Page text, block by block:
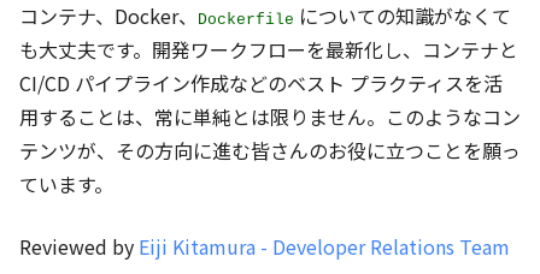
コンテナ、Docker、
Dockerfile についての知識がなくて
も大丈夫です。開発ワークフローを最新化し、コンテナと
CI/CD パイプライン作成などのベスト プラクティスを活
用することは、常に単純とは限りません。このようなコン
テンツが、その方向に進む皆さんのお役に立つことを願っ
ています。
Reviewed by Eiji Kitamura - Developer Relations Team